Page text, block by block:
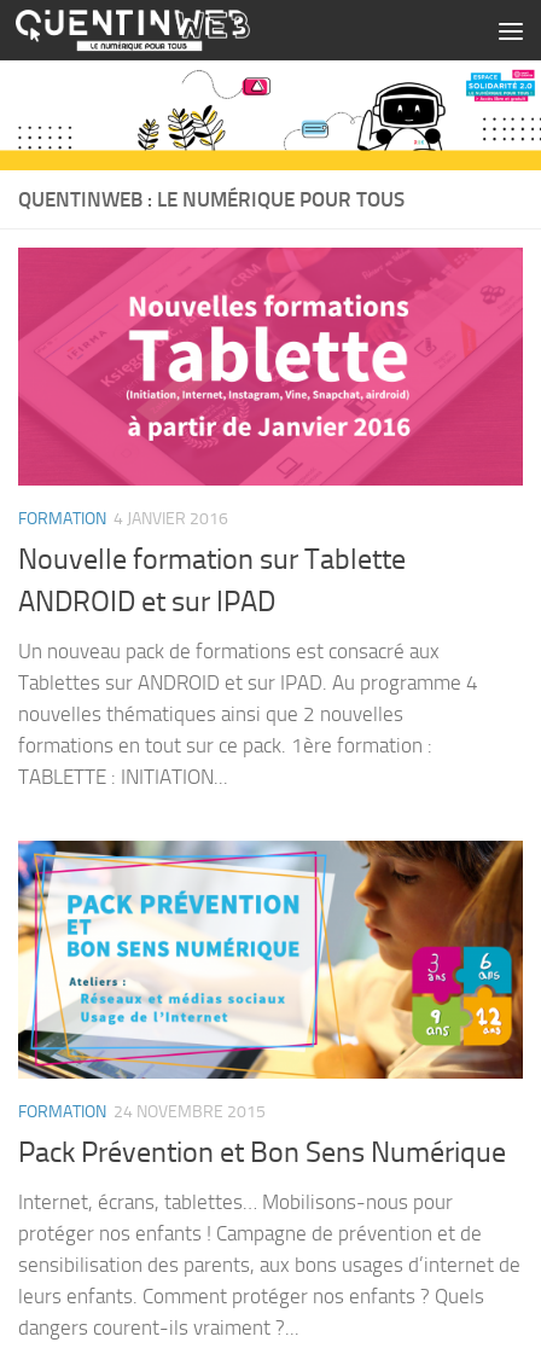
Skip to content
QUENTINWEB : LE NUMÉRIQUE POUR TOUS
FORMATION 4 JANVIER 2016
Nouvelle formation sur Tablette
ANDROID et sur IPAD
Un nouveau pack de formations est consacré aux
Tablettes sur ANDROID et sur IPAD. Au programme 4
nouvelles thématiques ainsi que 2 nouvelles
formations en tout sur ce pack. 1ère formation :
TABLETTE : INITIATION...
FORMATION 24 NOVEMBRE 2015
Pack Prévention et Bon Sens Numérique
Internet, écrans, tablettes… Mobilisons-nous pour
protéger nos enfants ! Campagne de prévention et de
sensibilisation des parents, aux bons usages d’internet de
leurs enfants. Comment protéger nos enfants ? Quels
dangers courent-ils vraiment ?...